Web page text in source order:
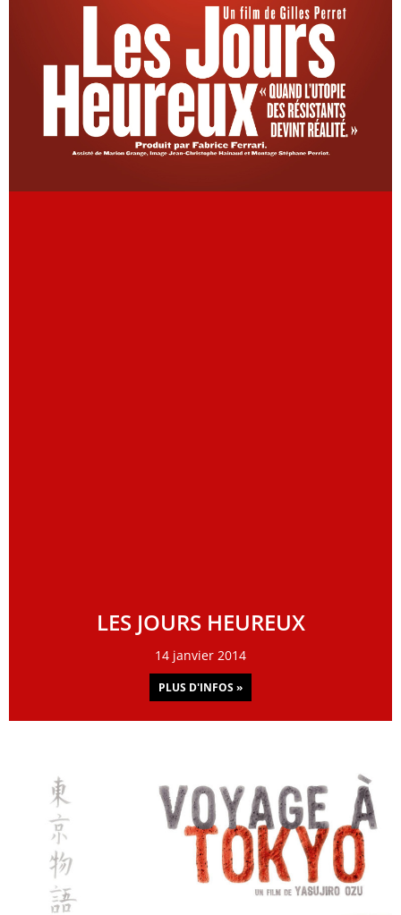
LES JOURS HEUREUX
14 janvier 2014
PLUS D'INFOS »